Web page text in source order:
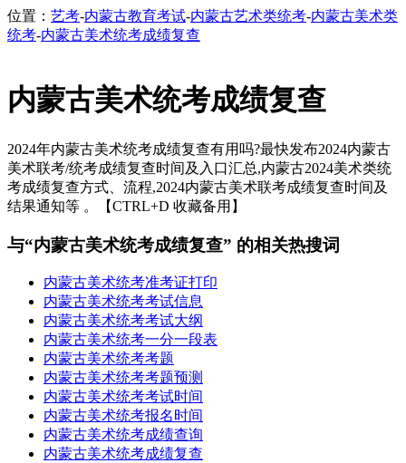
位置： 艺考-内蒙古教育考试-内蒙古艺术类统考-内蒙古美术类
统考-内蒙古美术统考成绩复查
内蒙古美术统考成绩复查
2024年内蒙古美术统考成绩复查有用吗?最快发布2024内蒙古
美术联考/统考成绩复查时间及入口汇总,内蒙古2024美术类统
考成绩复查方式、流程,2024内蒙古美术联考成绩复查时间及
结果通知等 。【CTRL+D 收藏备用】
与“内蒙古美术统考成绩复查” 的相关热搜词
内蒙古美术统考准考证打印
内蒙古美术统考考试信息
内蒙古美术统考考试大纲
内蒙古美术统考一分一段表
内蒙古美术统考考题
内蒙古美术统考考题预测
内蒙古美术统考考试时间
内蒙古美术统考报名时间
内蒙古美术统考成绩查询
内蒙古美术统考成绩复查